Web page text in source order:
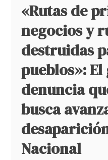
«Rutas de
negocios y
destruidas
pueblos»:
denuncia
busca
Nacional